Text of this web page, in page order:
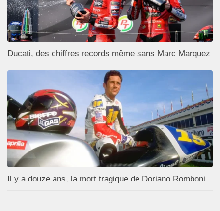
Ducati, des chiffres records même sans Marc Marquez
Il y a douze ans, la mort tragique de Doriano Romboni